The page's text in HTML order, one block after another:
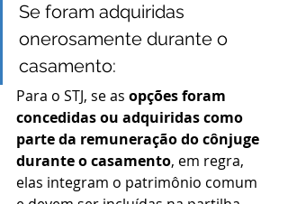
Se foram adquiridas
onerosamente durante o
casamento:
Para o STJ, se as opções foram
concedidas ou adquiridas como
parte da remuneração do cônjuge
durante o casamento, em regra,
elas integram o patrimônio comum